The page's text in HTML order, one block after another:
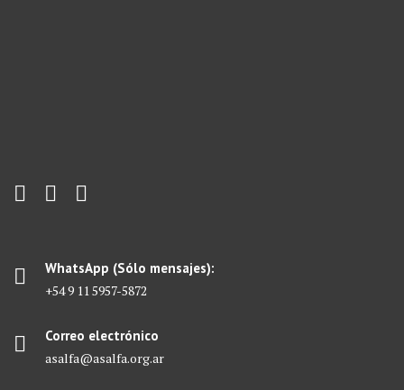
WhatsApp (Sólo mensajes):
+54 9 11 5957-5872
Correo electrónico
asalfa@asalfa.org.ar